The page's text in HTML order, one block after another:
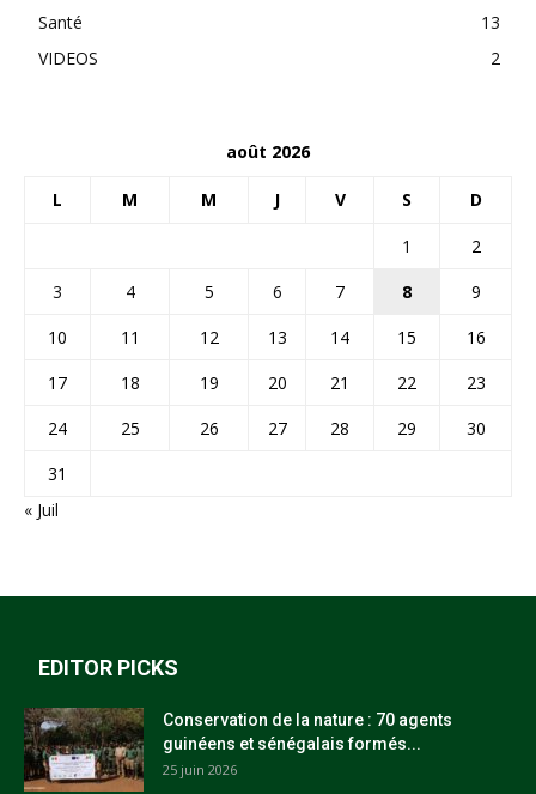
Santé
13
VIDEOS
2
août 2026
L M M J V S D
1
2
3
4 5 6 7 8
9
10
11 12 13 14 15
16
17
18 19 20 21 22
23
24
25 26 27 28 29
30
31
« Juil
EDITOR PICKS
Conservation de la nature : 70 agents
guinéens et sénégalais formés...
25 juin 2026